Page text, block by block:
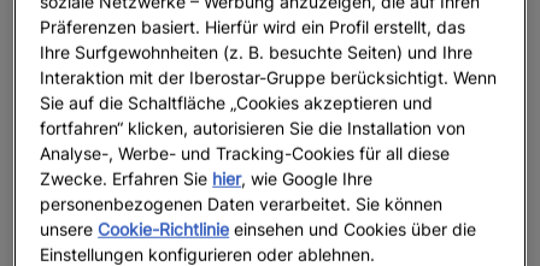
portugiesisches Dorf,mit einem Labyrinth aus
steilen Gassen und offenen Fenstern, vor deren
Haustüren Nachbarn in aller Ruhe miteinander ins
Gespräch kommen. Hier finden Siemehrere
Aussichtspunktesowie weitere wichtige
Sehenswürdigkeiten , darunter dieKathedrale von
Lissabon, das Castelo de São Jorge und das
Nationale Pantheon.
Präferenzen basiert. Hierfür wird ein Profil erstellt, das
Ihre Surfgewohnheiten (z. B. besuchte Seiten) und Ihre
Interaktion mit der Iberostar-Gruppe berücksichtigt. Wenn
Sie auf die Schaltfläche „Cookies akzeptieren und
fortfahren“ klicken, autorisieren Sie die Installation von
Analyse-, Werbe- und Tracking-Cookies für all diese
Zwecke. Erfahren Sie hier, wie Google Ihre
personenbezogenen Daten verarbeitet. Sie können
unsereCookie-Richtlinie einsehen und Cookies über die
Einstellungen konfigurieren oder ablehnen.